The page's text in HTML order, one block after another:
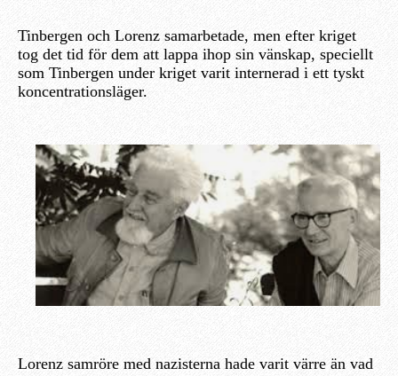
Tinbergen och Lorenz samarbetade, men efter kriget
tog det tid för dem att lappa ihop sin vänskap, speciellt
som Tinbergen under kriget varit internerad i ett tyskt
koncentrationsläger.
Lorenz samröre med nazisterna hade varit värre än vad